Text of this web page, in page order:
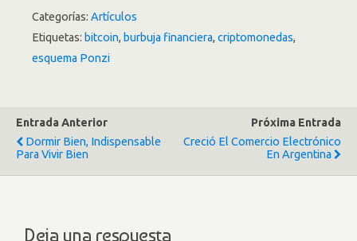
Categorías: Artículos
Etiquetas: bitcoin, burbuja financiera, criptomonedas,
esquema Ponzi
Entrada Anterior
Dormir Bien, Indispensable
Para Vivir Bien
Próxima Entrada
Creció El Comercio Electrónico
En Argentina
Deja una respuesta